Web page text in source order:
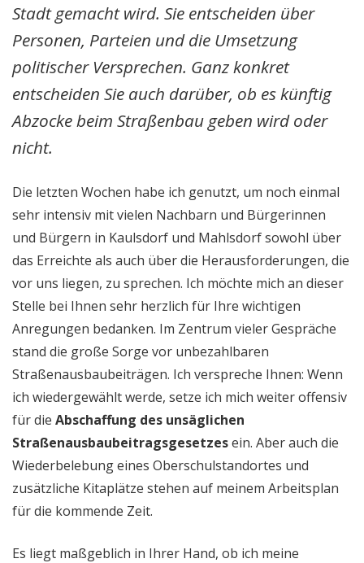
Stadt gemacht wird. Sie entscheiden über
Personen, Parteien und die Umsetzung
politischer Versprechen. Ganz konkret
entscheiden Sie auch darüber, ob es künftig
Abzocke beim Straßenbau geben wird oder
nicht.
Die letzten Wochen habe ich genutzt, um noch einmal
sehr intensiv mit vielen Nachbarn und Bürgerinnen
und Bürgern in Kaulsdorf und Mahlsdorf sowohl über
das Erreichte als auch über die Herausforderungen, die
vor uns liegen, zu sprechen. Ich möchte mich an dieser
Stelle bei Ihnen sehr herzlich für Ihre wichtigen
Anregungen bedanken. Im Zentrum vieler Gespräche
stand die große Sorge vor unbezahlbaren
Straßenausbaubeiträgen. Ich verspreche Ihnen: Wenn
ich wiedergewählt werde, setze ich mich weiter offensiv
für die Abschaffung des unsäglichen
Straßenausbaubeitragsgesetzesein. Aber auch die
Wiederbelebung eines Oberschulstandortes und
zusätzliche Kitaplätze stehen auf meinem Arbeitsplan
für die kommende Zeit.
Es liegt maßgeblich in Ihrer Hand, ob ich meine